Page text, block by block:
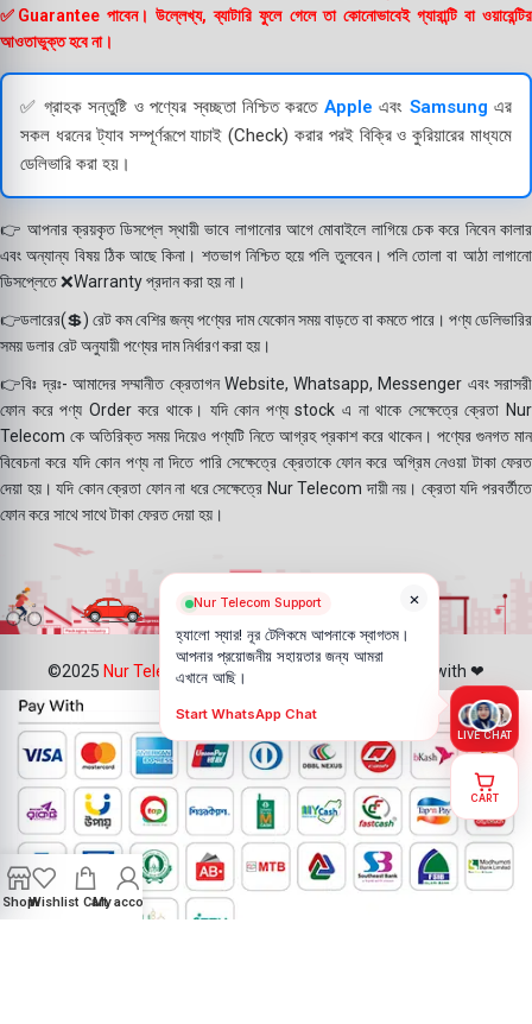
✅Guarantee পাবেন। উল্লেখ্য, ব্যাটারি ফুলে গেলে তা কোনোভাবেই গ্যারান্টি বা ওয়ারেন্টির
আওতাভুক্ত হবে না।
✅ গ্রাহক সন্তুষ্টি ও পণ্যের স্বচ্ছতা নিশ্চিত করতে Apple এবংSamsung এর
সকল ধরনের ট্যাব সম্পূর্ণরূপে যাচাই (Check) করার পরই বিক্রি ও কুরিয়ারের মাধ্যমে
ডেলিভারি করা হয়।
👉 আপনার ক্রয়কৃত ডিসপ্লে স্থায়ী ভাবে লাগানোর আগে মোবাইলে লাগিয়ে চেক করে নিবেন কালার
এবং অন্যান্য বিষয় ঠিক আছে কিনা। শতভাগ নিশ্চিত হয়ে পলি তুলবেন। পলি তোলা বা আঠা লাগানো
ডিসপ্লেতে ❌Warranty প্রদান করা হয় না।
👉ডলারের(💲) রেট কম বেশির জন্য পণ্যের দাম যেকোন সময় বাড়তে বা কমতে পারে। পণ্য ডেলিভারির
সময় ডলার রেট অনুযায়ী পণ্যের দাম নির্ধারণ করা হয়।
👉বিঃ দ্রঃ- আমাদের সম্মানীত ক্রেতাগন Website, Whatsapp, Messenger এবং সরাসরী
ফোন করে পণ্য Order করে থাকে। যদি কোন পণ্য stock এ না থাকে সেক্ষেত্রে ক্রেতা Nur
Telecom কে অতিরিক্ত সময় দিয়েও পণ্যটি নিতে আগ্রহ প্রকাশ করে থাকেন। পণ্যের গুনগত মান
বিবেচনা করে যদি কোন পণ্য না দিতে পারি সেক্ষেত্রে ক্রেতাকে ফোন করে অগ্রিম নেওয়া টাকা ফেরত
দেয়া হয়। যদি কোন ক্রেতা ফোন না ধরে সেক্ষেত্রে Nur Telecom দায়ী নয়। ক্রেতা যদি পরবর্তীতে
ফোন করে সাথে সাথে টাকা ফেরত দেয়া হয়।
©2025 Nur Telecom- All Rights Reserved || Created with ❤
ShopWishlist CartMy account
×
Nur Telecom Support
হ্যালো স্যার! নূর টেলিকমে আপনাকে স্বাগতম।
আপনার প্রয়োজনীয় সহায়তার জন্য আমরা
এখানে আছি।
Start WhatsApp Chat
LIVE CHAT
CART